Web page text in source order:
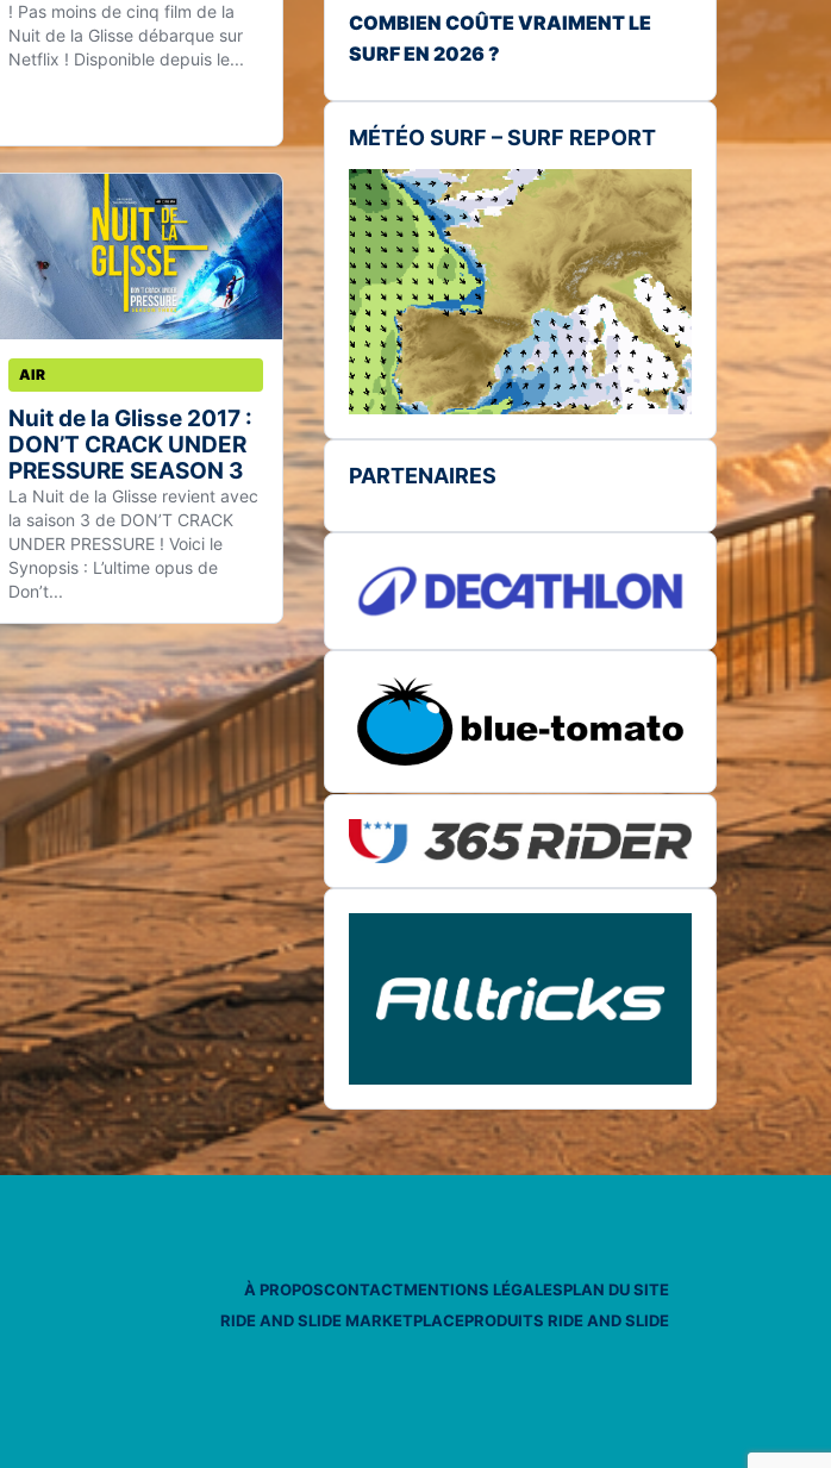
! Pas moins de cinq film de la
Nuit de la Glisse débarque sur
Netflix ! Disponible depuis le...
AIR
Nuit de la Glisse 2017 :
DON’T CRACK UNDER
PRESSURE SEASON 3
La Nuit de la Glisse revient avec
la saison 3 de DON’T CRACK
UNDER PRESSURE ! Voici le
Synopsis : L’ultime opus de
Don’t...
COMBIEN COÛTE VRAIMENT LE
SURF EN 2026 ?
MÉTÉO SURF – SURF REPORT
PARTENAIRES
À PROPOSCONTACTMENTIONS LÉGALESPLAN DU SITE
RIDE AND SLIDE MARKETPLACEPRODUITS RIDE AND SLIDE